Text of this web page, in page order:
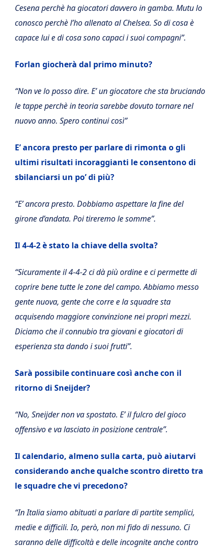
Cesena perchè ha giocatori davvero in gamba. Mutu lo
conosco perchè l’ho allenato al Chelsea. So di cosa è
capace lui e di cosa sono capaci i suoi compagni”.
Forlan giocherà dal primo minuto?
“Non ve lo posso dire. E’ un giocatore che sta bruciando
le tappe perchè in teoria sarebbe dovuto tornare nel
nuovo anno. Spero continui così”
E’ ancora presto per parlare di rimonta o gli
ultimi risultati incoraggianti le consentono di
sbilanciarsi un po’ di più?
“E’ ancora presto. Dobbiamo aspettare la fine del
girone d’andata. Poi tireremo le somme”.
Il 4-4-2 è stato la chiave della svolta?
“Sicuramente il 4-4-2 ci dà più ordine e ci permette di
coprire bene tutte le zone del campo. Abbiamo messo
gente nuova, gente che corre e la squadre sta
acquisendo maggiore convinzione nei propri mezzi.
Diciamo che il connubio tra giovani e giocatori di
esperienza sta dando i suoi frutti”.
Sarà possibile continuare così anche con il
ritorno di Sneijder?
“No, Sneijder non va spostato. E’ il fulcro del gioco
offensivo e va lasciato in posizione centrale”.
Il calendario, almeno sulla carta, può aiutarvi
considerando anche qualche scontro diretto tra
le squadre che vi precedono?
“In Italia siamo abituati a parlare di partite semplici,
medie e difficili. Io, però, non mi fido di nessuno. Ci
saranno delle difficoltà e delle incognite anche contro